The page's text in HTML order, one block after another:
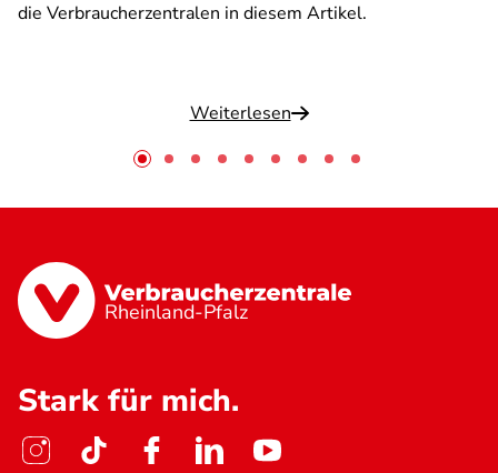
die Verbraucherzentralen in diesem Artikel.
Weiterlesen
Rheinland-Pfalz
Stark für mich.